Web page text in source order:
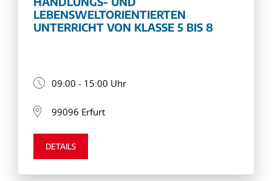
LEBENSWELTORIENTIERTEN
UNTERRICHT VON KLASSE 5 BIS 8
09:00 - 15:00 Uhr
99096 Erfurt
DETAILS